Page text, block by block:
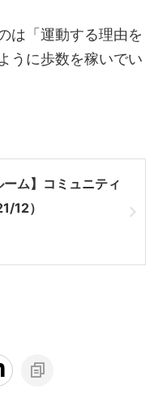
は「運動する理由を
うに歩数を稼いでい
ーム】コミュニティ
12）